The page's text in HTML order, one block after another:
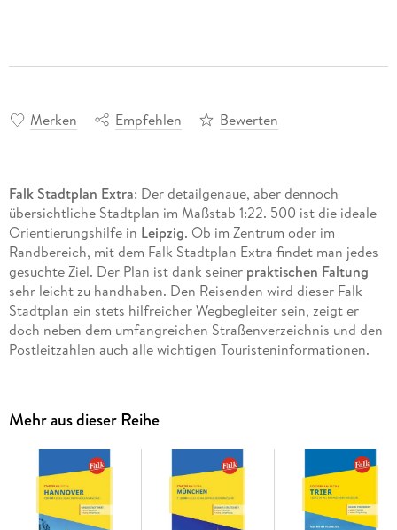
Merken Empfehlen Bewerten
Falk Stadtplan Extra: Der detailgenaue, aber dennoch
übersichtliche Stadtplan im Maßstab 1:22. 500 ist die ideale
Orientierungshilfe in Leipzig. Ob im Zentrum oder im
Randbereich, mit dem Falk Stadtplan Extra findet man jedes
gesuchte Ziel. Der Plan ist dank seiner praktischen Faltung
sehr leicht zu handhaben. Den Reisenden wird dieser Falk
Stadtplan ein stets hilfreicher Wegbegleiter sein, zeigt er
doch neben dem umfangreichen Straßenverzeichnis und den
Postleitzahlen auch alle wichtigen Touristeninformationen.
Zugriff geschickt im Beiheft oder auf der Rückseite platziert.
Mit dem Falk Stadtplan Extra hat man also alles Wichtige
stets im Blick.
Und das bietet die Karte im Detail:
Mehr aus dieser Reihe